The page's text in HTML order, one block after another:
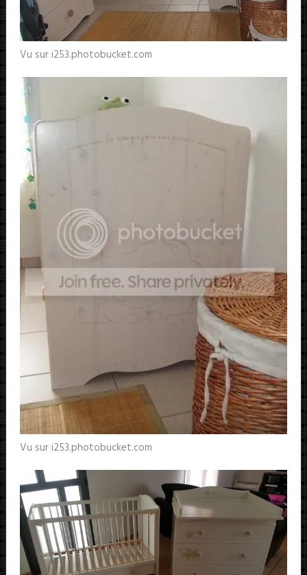
Vu sur i253.photobucket.com
Vu sur i253.photobucket.com